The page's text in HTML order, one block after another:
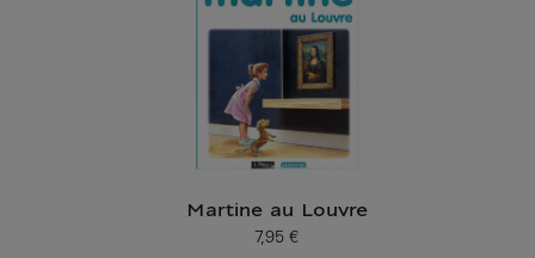
Martine au Louvre
Prix ​​actuel
7,95 €